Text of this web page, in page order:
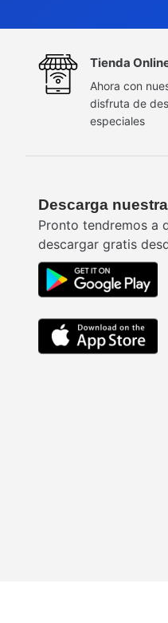
Tienda
Ahora con
disfruta de
especiales
Descarga
Pronto tendremos a
descargar gratis